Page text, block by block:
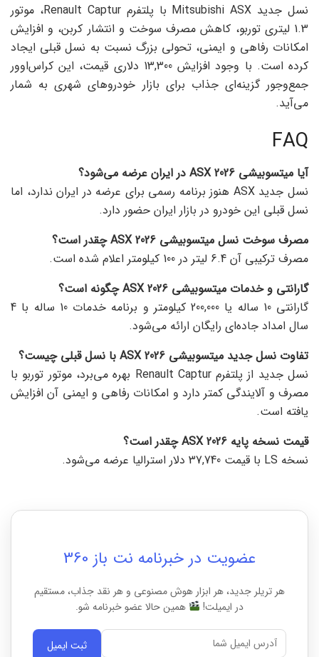
نسل جدید Mitsubishi ASX با پلتفرم Renault Captur، موتور
1.3 لیتری توربو، کاهش مصرف سوخت و انتشار کربن، و افزایش
امکانات رفاهی و ایمنی، تحولی بزرگ نسبت به نسل قبلی ایجاد
کرده است. با وجود افزایش 13,300 دلاری قیمت، این کراس‌اوور
جمع‌وجور گزینه‌ای جذاب برای بازار خودروهای شهری به شمار
می‌آید.
FAQ
آیا میتسوبیشی ASX 2026
در ایران عرضه می‌شود؟
نسل جدید ASX هنوز برنامه رسمی برای عرضه در ایران ندارد، اما
نسل قبلی این خودرو در بازار ایران حضور دارد.
مصرف سوخت نسل میتسوبیشی ASX 2026 چقدر است؟
مصرف ترکیبی آن 6.4 لیتر در 100 کیلومتر اعلام شده است.
گارانتی و خدمات میتسوبیشی ASX 2026 چگونه است؟
گارانتی 10 ساله یا 200,000 کیلومتر و برنامه خدمات 10 ساله با 4
سال امداد جاده‌ای رایگان ارائه می‌شود.
تفاوت نسل جدید میتسوبیشی ASX 2026 با نسل قبلی چیست؟
نسل جدید از پلتفرم Renault Captur بهره می‌برد، موتور توربو با
مصرف و آلایندگی کمتر دارد و امکانات رفاهی و ایمنی آن افزایش
یافته است.
قیمت نسخه پایه
چقدر است؟
نسخه LS با قیمت 37,740 دلار استرالیا عرضه می‌شود.
عضویت در خبرنامه نت باز 360
هر تریلر جدید، هر ابزار هوش مصنوعی و هر نقد جذاب، مستقیم
در ایمیلت!
همین حالا عضو خبرنامه شو.
ثبت ایمیل